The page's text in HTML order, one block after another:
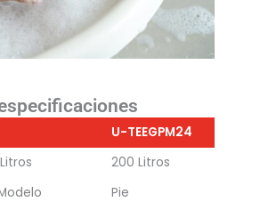
U-TEEGPM24
200 Litros
Pie